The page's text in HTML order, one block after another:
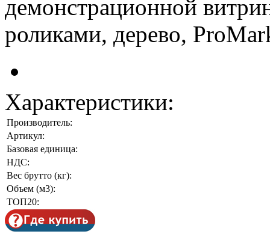
Характеристики:
Производитель:
Артикул:
Базовая единица:
НДС:
Вес брутто (кг):
Объем (м3):
ТОП20: